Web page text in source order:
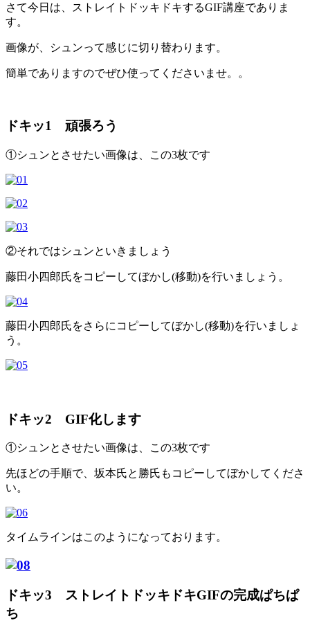
さて今日は、ストレイトドッキドキするGIF講座でありま
す。
画像が、シュンって感じに切り替わります。
簡単でありますのでぜひ使ってくださいませ。。
ドキッ1 頑張ろう
①シュンとさせたい画像は、この3枚です
②それではシュンといきましょう
藤田小四郎氏をコピーしてぼかし(移動)を行いましょう。
藤田小四郎氏をさらにコピーしてぼかし(移動)を行いましょ
う。
ドキッ2 GIF化します
①シュンとさせたい画像は、この3枚です
先ほどの手順で、坂本氏と勝氏もコピーしてぼかしてくださ
い。
タイムラインはこのようになっております。
ドキッ3 ストレイトドッキドキGIFの完成ぱちぱ
ち